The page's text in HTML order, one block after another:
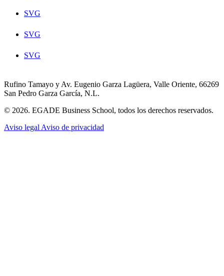
SVG
SVG
SVG
Rufino Tamayo y Av. Eugenio Garza Lagüera, Valle Oriente, 66269
San Pedro Garza García, N.L.
© 2026. EGADE Business School, todos los derechos reservados.
Aviso legal Aviso de privacidad